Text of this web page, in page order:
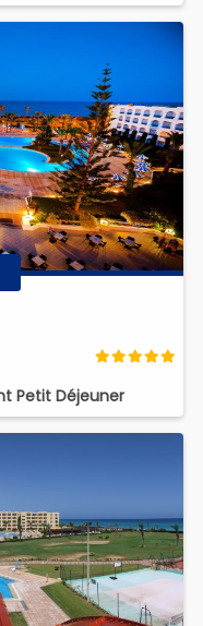
Petit Déjeuner